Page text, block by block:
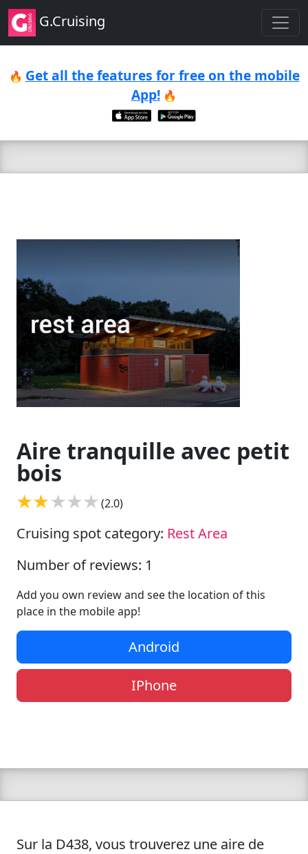
G.Cruising
🔥 Get all the features for free on the mobile
App! 🔥
Aire tranquille avec petit
bois
(2.0)
Cruising spot category: Rest Area
Number of reviews: 1
Add you own review and see the location of this
place in the mobile app!
Android
IPhone
Sur la D438, vous trouverez une aire de